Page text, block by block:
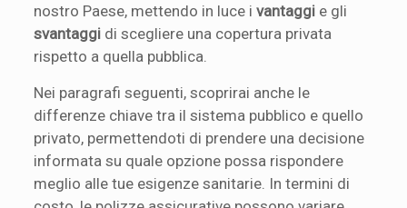
nostro Paese, mettendo in luce ivantaggi e gli
svantaggi di scegliere una copertura privata
rispetto a quella pubblica.
Nei paragrafi seguenti, scoprirai anche le
differenze chiave tra il sistema pubblico e quello
privato, permettendoti di prendere una decisione
informata su quale opzione possa rispondere
meglio alle tue esigenze sanitarie. In termini di